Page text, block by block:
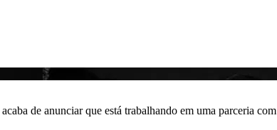
acaba de anunciar que está trabalhando em uma parceria com